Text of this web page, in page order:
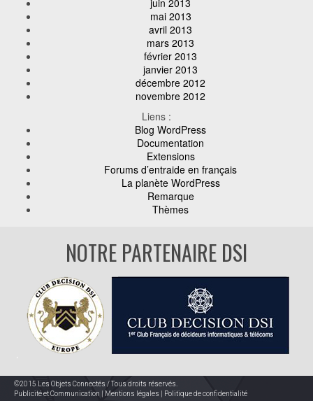
mai 2013
avril 2013
mars 2013
février 2013
janvier 2013
décembre 2012
novembre 2012
Liens :
Blog WordPress
Documentation
Extensions
Forums d’entraide en français
La planète WordPress
Remarque
Thèmes
NOTRE PARTENAIRE DSI
©2015 Les Objets Connectés / Tous droits réservés.
Publicité et Communication
Mentions légales Politique de confidentialité